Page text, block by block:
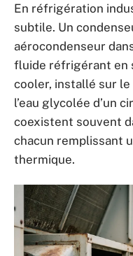
En réfrigération
subtile. Un
aérocondenseur
fluide réfrigérant en
cooler, installé sur
l’eau glycolée d’un
coexistent souvent
chacun remplissant
thermique.